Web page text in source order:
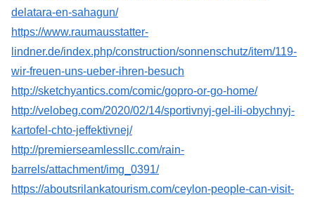
delatara-en-sahagun/
https://www.raumausstatter-
lindner.de/index.php/construction/sonnenschutz/item/119-
wir-freuen-uns-ueber-ihren-besuch
http://sketchyantics.com/comic/gopro-or-go-home/
http://velobeg.com/2020/02/14/sportivnyj-gel-ili-obychnyj-
kartofel-chto-jeffektivnej/
http://premierseamlessllc.com/rain-
barrels/attachment/img_0391/
https://aboutsrilankatourism.com/ceylon-people-can-visit-